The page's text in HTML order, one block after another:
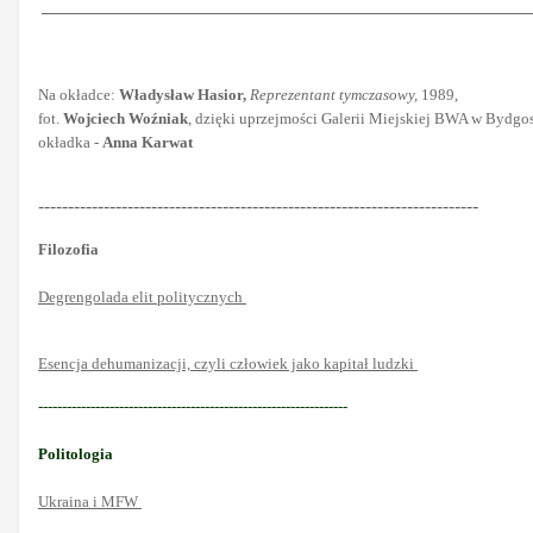
Na okładce: Władysław Hasior, Reprezentant tymczasowy, 1989,
fot. Wojciech Woźniak , dzięki uprzejmości Galerii Miejskiej BWA w
okładka - Anna Karwat
--------------------------------------------------------------------------
Filozofia
Degrengolada elit politycznych
Esencja dehumanizacji, czyli człowiek jako kapitał ludzki
-----------------------------------------------------------------
Politologia
Ukraina i MFW